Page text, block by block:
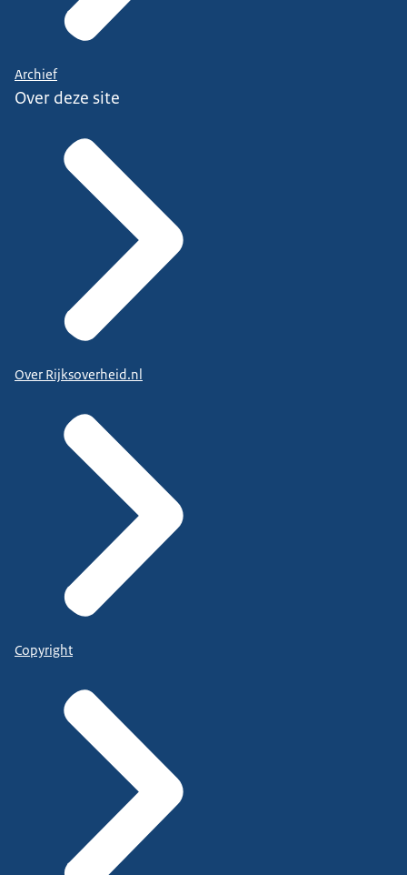
Archief
Over deze site
Over Rijksoverheid.nl
Copyright